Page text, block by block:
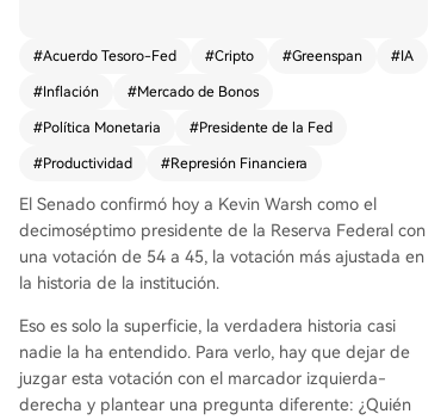
a, es el candidato ideal para liderar la Fed en un
período definido por la revolución de la IA y la n
ecesidad de "represión financiera". El marco clav
hacia lo que maximiza la inteligencia por unidad
de energía (como la IA). Para permitir este boo
m de productividad, la Fed debe evitar políticas
restrictivas. Warsh, con su experiencia invirtiend
o en infraestructura de IA, cree genuinamente e
o de régimen similar al de Greenspan en los 90:
tolerar cierto calor económico mientras la produ
ctividad contenía la inflación subyacente. Esta e
strategia es crucial para gestionar la deuda fede
#Acuerdo Tesoro-Fed #Cripto #Greenspan #IA
#Inflación #Mercado de Bonos
#Política Monetaria #Presidente de la Fed
#Productividad #Represión Financiera
El Senado confirmó hoy a Kevin Warsh como el
decimoséptimo presidente de la Reserva Federal con
una votación de 54 a 45, la votación más ajustada en
la historia de la institución.
Eso es solo la superficie, la verdadera historia casi
nadie la ha entendido. Para verlo, hay que dejar de
juzgar esta votación con el marcador izquierda-
derecha y plantear una pregunta diferente: ¿Quién